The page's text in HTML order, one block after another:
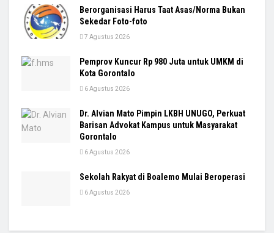
Berorganisasi Harus Taat Asas/Norma Bukan
Sekedar Foto-foto
7 Agustus 2026
Pemprov Kuncur Rp 980 Juta untuk UMKM di
Kota Gorontalo
6 Agustus 2026
Dr. Alvian Mato Pimpin LKBH UNUGO, Perkuat
Barisan Advokat Kampus untuk Masyarakat
Gorontalo
6 Agustus 2026
Sekolah Rakyat di Boalemo Mulai Beroperasi
6 Agustus 2026